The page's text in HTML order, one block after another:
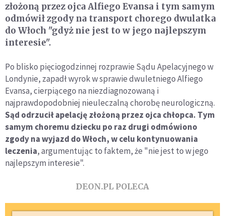
złożoną przez ojca Alfiego Evansa i tym samym
odmówił zgody na transport chorego dwulatka
do Włoch "gdyż nie jest to w jego najlepszym
interesie".
Po blisko pięciogodzinnej rozprawie Sądu Apelacyjnego w
Londynie, zapadł wyrok w sprawie dwuletniego Alfiego
Evansa, cierpiącego na niezdiagnozowaną i
najprawdopodobniej nieuleczalną chorobę neurologiczną.
Sąd odrzucił apelację złożoną przez ojca chłopca. Tym
samym choremu dziecku po raz drugi odmówiono
zgody na wyjazd do Włoch, w celu kontynuowania
leczenia, argumentując to faktem, że "nie jest to w jego
najlepszym interesie".
DEON.PL POLECA